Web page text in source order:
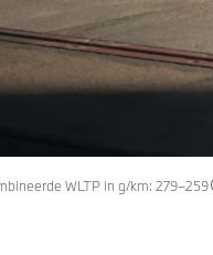
WLTP in g/km: 279–259